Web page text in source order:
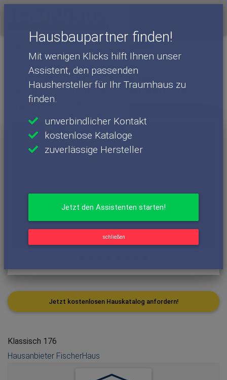
Hausbaupartner finden!
Mit wenigen Klicks hilft Ihnen unser
Assistent, den passenden
Haushersteller für Ihr Traumhaus zu
finden.
unverbindlicher Kontakt
kostenlose Kataloge
zuverlässige Hersteller
Jetzt den Assistenten starten!
schließen
Haushersteller
FischerHaus - Häuser
Klassisch 176
Einfamilienhaus: Fertighaus-
Familienhaus im klassischen Stil -
Klassisch 176
Klassisch 176
Hausanbieter FischerHaus
Jetzt kostenlosen Hauskatalog anfordern!